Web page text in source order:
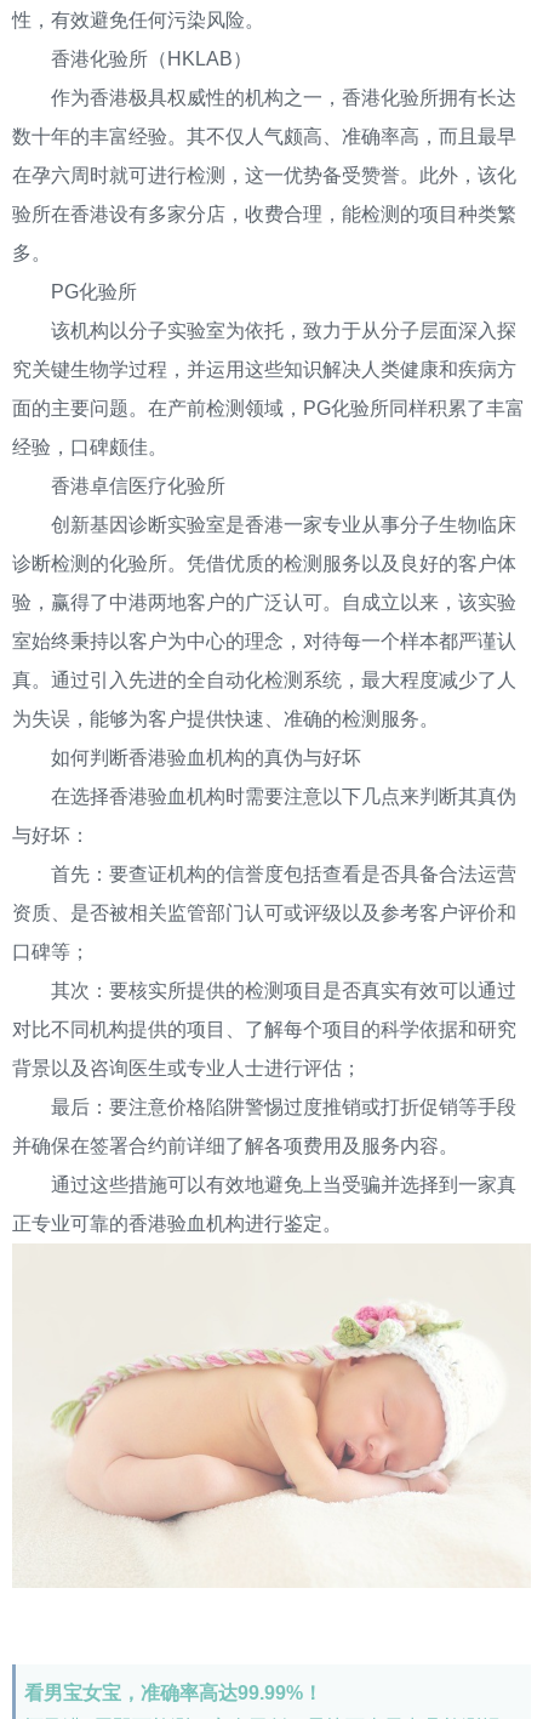
性，有效避免任何污染风险。
香港化验所（HKLAB）
作为香港极具权威性的机构之一，香港化验所拥有长达
数十年的丰富经验。其不仅人气颇高、准确率高，而且最早
在孕六周时就可进行检测，这一优势备受赞誉。此外，该化
验所在香港设有多家分店，收费合理，能检测的项目种类繁
多。
PG化验所
该机构以分子实验室为依托，致力于从分子层面深入探
究关键生物学过程，并运用这些知识解决人类健康和疾病方
面的主要问题。在产前检测领域，PG化验所同样积累了丰富
经验，口碑颇佳。
香港卓信医疗化验所
创新基因诊断实验室是香港一家专业从事分子生物临床
诊断检测的化验所。凭借优质的检测服务以及良好的客户体
验，赢得了中港两地客户的广泛认可。自成立以来，该实验
室始终秉持以客户为中心的理念，对待每一个样本都严谨认
真。通过引入先进的全自动化检测系统，最大程度减少了人
为失误，能够为客户提供快速、准确的检测服务。
如何判断香港验血机构的真伪与好坏
在选择香港验血机构时需要注意以下几点来判断其真伪
与好坏：
首先：要查证机构的信誉度包括查看是否具备合法运营
资质、是否被相关监管部门认可或评级以及参考客户评价和
口碑等；
其次：要核实所提供的检测项目是否真实有效可以通过
对比不同机构提供的项目、了解每个项目的科学依据和研究
背景以及咨询医生或专业人士进行评估；
最后：要注意价格陷阱警惕过度推销或打折促销等手段
并确保在签署合约前详细了解各项费用及服务内容。
通过这些措施可以有效地避免上当受骗并选择到一家真
正专业可靠的香港验血机构进行鉴定。
看男宝女宝，准确率高达99.99%！